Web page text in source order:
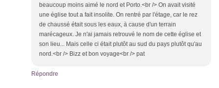
beaucoup moins aimé le nord et Porto.<br /> On avait visité
une église tout a fait insolite. On rentré par l'étage, car le rez
de chaussé était sous les eaux, à cause d'un terrain
marécageux. Je n'ai jamais retrouvé le nom de cette église et
son lieu... Mais celle ci était plutôt au sud du pays plutôt qu'au
nord.<br /> Bizz et bon voyage<br /> pat
Répondre